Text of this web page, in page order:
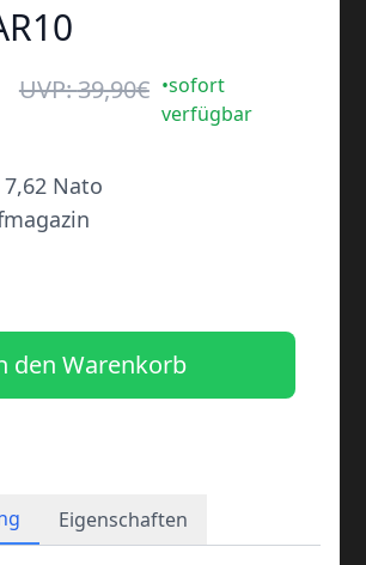
UVP:39,90€ •sofort
verfügbar
Nato
den Warenkorb
Eigenschaften